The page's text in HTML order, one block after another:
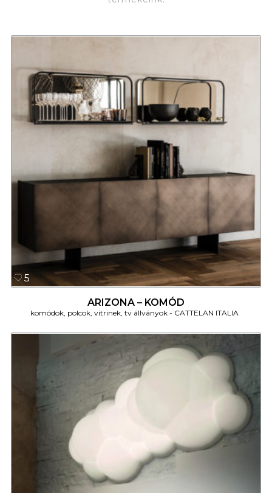
5
ARIZONA – KOMÓD
komódok, polcok, vitrinek, tv állványok CATTELAN ITALIA